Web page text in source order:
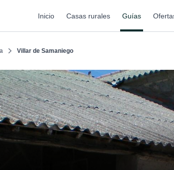
Inicio Casas rurales Guías
Villar de Samaniego